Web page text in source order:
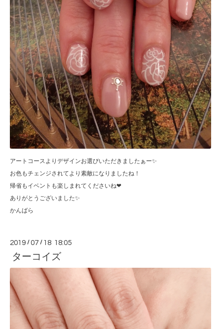
アートコースよりデザインお選びいただきましたぁー✨
お色もチェンジされてより素敵になりましたね！
帰省もイベントも楽しまれてくださいね❤
ありがとうございました✨
かんばら
2019 /07 / 18 18:05
ターコイズ